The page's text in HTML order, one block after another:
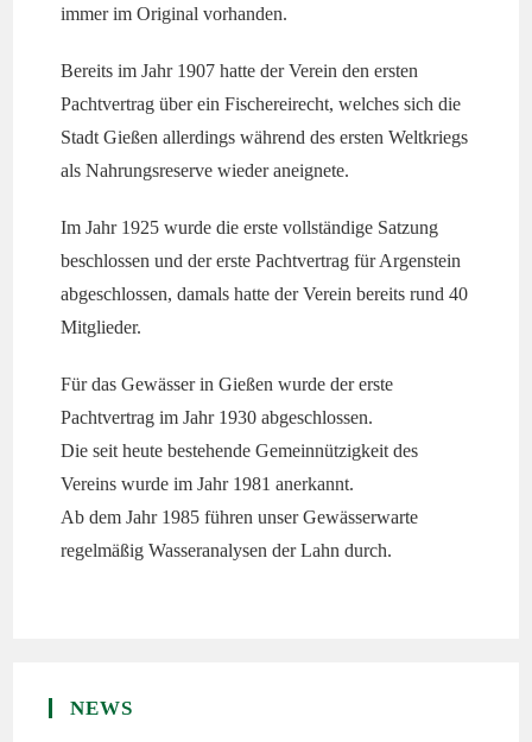
immer im Original vorhanden.
Bereits im Jahr 1907 hatte der Verein den ersten
Pachtvertrag über ein Fischereirecht, welches sich die
Stadt Gießen allerdings während des ersten Weltkriegs
als Nahrungsreserve wieder aneignete.
Im Jahr 1925 wurde die erste vollständige Satzung
beschlossen und der erste Pachtvertrag für Argenstein
abgeschlossen, damals hatte der Verein bereits rund 40
Mitglieder.
Für das Gewässer in Gießen wurde der erste
Pachtvertrag im Jahr 1930 abgeschlossen.
Die seit heute bestehende Gemeinnützigkeit des
Vereins wurde im Jahr 1981 anerkannt.
Ab dem Jahr 1985 führen unser Gewässerwarte
regelmäßig Wasseranalysen der Lahn durch.
NEWS